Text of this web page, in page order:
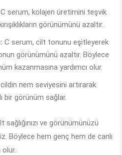
C serum, kolajen üretimini teşvik
görünümünü azaltır.
C serum, cilt tonunu eşitleyerek
görünümünü azaltır. Böylece
kazanmasına yardımcı olur.
nem seviyesini artırarak
bir görünüm sağlar.
ve görünümünüzü
Böylece hem genç hem de canlı